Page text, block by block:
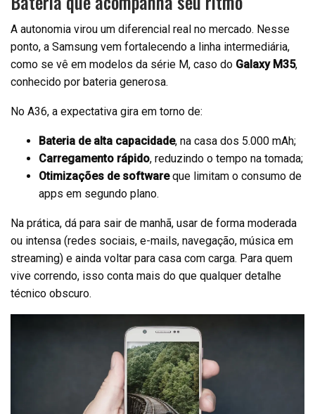
A autonomia virou um diferencial real no mercado. Nesse
ponto, a Samsung vem fortalecendo a linha intermediária,
como se vê em modelos da série M, caso do Galaxy M35,
conhecido por bateria generosa.
No A36, a expectativa gira em torno de:
Bateria de alta capacidade, na casa dos 5.000 mAh;
Carregamento rápido, reduzindo o tempo na tomada;
Otimizações de softwareque limitam o consumo de
apps em segundo plano.
Na prática, dá para sair de manhã, usar de forma moderada
ou intensa (redes sociais, e-mails, navegação, música em
streaming) e ainda voltar para casa com carga. Para quem
vive correndo, isso conta mais do que qualquer detalhe
técnico obscuro.